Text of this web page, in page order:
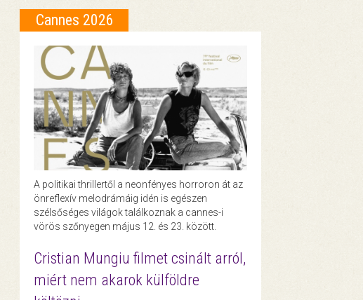
Cannes 2026
A politikai thrillertől a neonfényes horroron át az
önreflexív melodrámáig idén is egészen
szélsőséges világok találkoznak a cannes-i
vörös szőnyegen május 12. és 23. között.
Cristian Mungiu filmet csinált arról,
miért nem akarok külföldre